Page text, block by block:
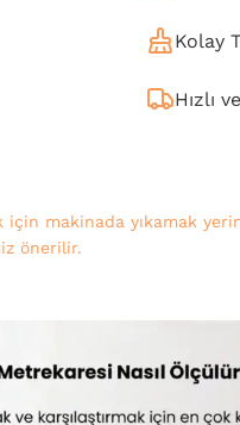
Kolay
Hızlı
için makinada yıkamak
önerilir.